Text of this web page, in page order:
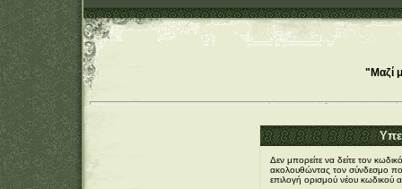
"Μαζί
Δεν μπορείτε να δείτε τον
ακολουθώντας τον σύνδεσμο
επιλογή ορισμού νέου κωδικού